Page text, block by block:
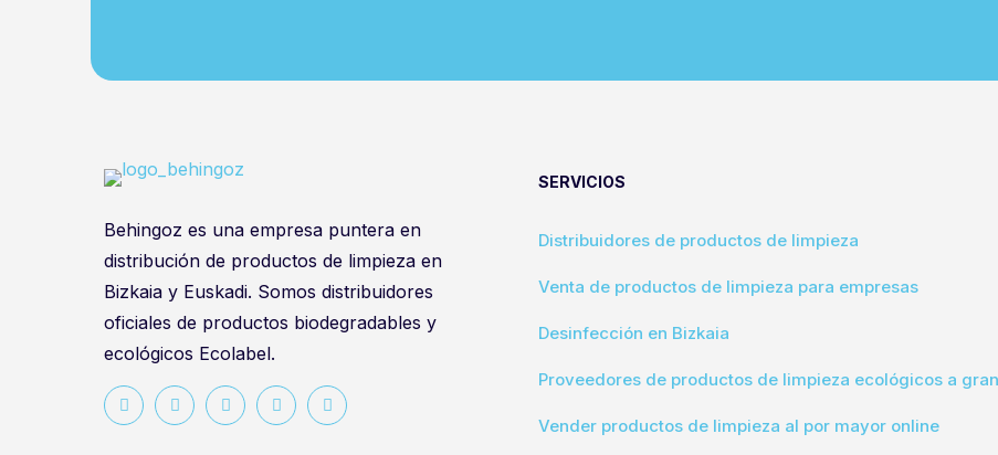
Behingoz es una empresa puntera en
distribución de productos de limpieza en
Bizkaia y Euskadi. Somos distribuidores
oficiales de productos biodegradables y
ecológicos Ecolabel.
SERVICIOS
Distribuidores de productos de limpieza
Venta de productos de limpieza para empresas
Desinfección en Bizkaia
Proveedores de productos de limpieza ecológicos a
Vender productos de limpieza al por mayor online